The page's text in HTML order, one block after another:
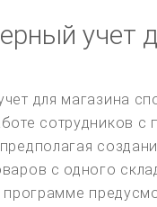
учет
для магазина
сотрудников с
с одного